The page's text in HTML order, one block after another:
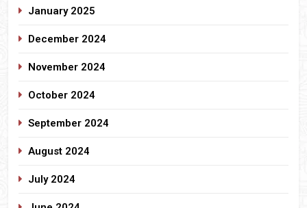
January 2025
December 2024
November 2024
October 2024
September 2024
August 2024
July 2024